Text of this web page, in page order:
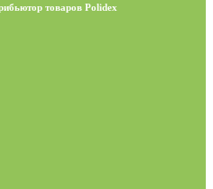
товаров Polidex